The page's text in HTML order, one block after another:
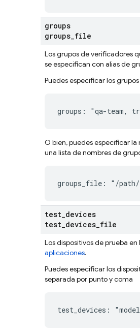
groups
groups_file
Los grupos de verificadores
se especifican con alias de
Puedes especificar los
groups: "qa-team,
O bien, puedes especificar
una lista de nombres de
groups_file: "/
test_devices
test_devices_file
Los dispositivos de prueba
aplicaciones.
Puedes especificar los
separada por punto y coma
test_devices: